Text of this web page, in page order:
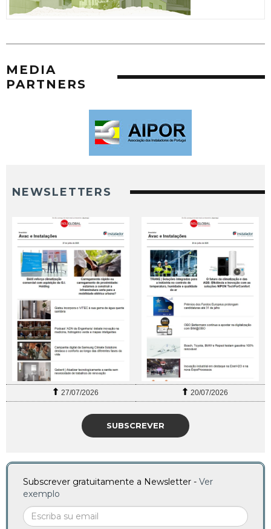
MEDIA
PARTNERS
NEWSLETTERS
27/07/2026 20/07/2026
SUBSCREVER
Subscrever gratuitamente a Newsletter - Ver
exemplo